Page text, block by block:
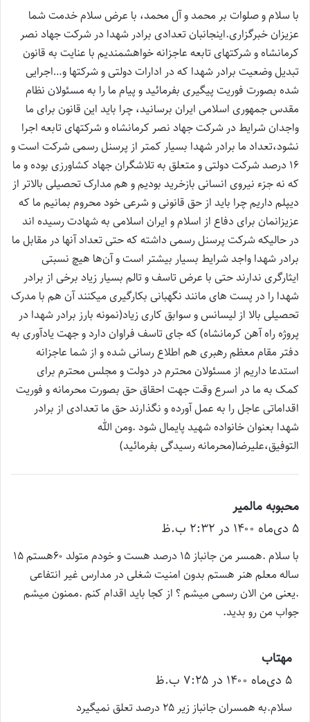
ت
:
با سلام و صلوات بر محمد و آل محمد، با عرض سلام خدمت شما
عزیزان خبرگزاری.اینجانبان تعدادی برادر شهدا در شرکت جهاد نصر
کرمانشاه و شرکتهای تابعه عاجزانه خواهشمندیم با عنایت به قانون
تبدیل وضعیت برادر شهدا که در ادارات دولتی و شرکتها و…اجرایی
شده بصورت فوریت پیگیری بفرمائید و پیام ما را به مسئولان نظام
مقدس جمهوری اسلامی ایران برسانید، چرا باید این قانون برای ما
واجدان شرایط در شرکت جهاد نصر کرمانشاه و شرکتهای تابعه اجرا
نشود،تعداد ما برادر شهدا بسیار کمتر از پرسنل رسمی شرکت است و
16 درصد شرکت دولتی و متعلق به تلاشگران جهاد کشاورزی بوده و ما
که نه جزء نیروی انسانی بازخرید بودیم و هم مدارک تحصیلی بالاتر از
دیپلم داریم چرا باید از حق قانونی و شرعی خود محروم بمانیم ما که
عزیزانمان برای دفاع از اسلام و ایران اسلامی به شهادت رسیده اند
در حالیکه شرکت پرسنل رسمی داشته که حتی تعداد آنها در مقابل ما
برادر شهدا واجد شرایط بسیار بیشتر است و آن‌ها هیچ نسبتی
ایثارگری ندارند حتی با عرض تاسف و تالم بسیار زیاد برخی از برادر
شهدا را در پست های مانند نگهبانی بکارگیری میکنند آن هم با مدرک
تحصیلی بالا از لیسانس و سوابق کاری زیاد(نمونه بارز برادر شهدا در
پروژه راه آهن کرمانشاه) که جای تاسف فراوان دارد و جهت یادآوری به
دفتر مقام معظم رهبری هم اطلاع رسانی شده و از شما عاجزانه
استدعا داریم از مسئولان محترم در دولت و مجلس محترم برای
کمک به ما در اسرع وقت جهت احقاق حق بصورت محرمانه و فوریت
اقداماتی عاجل را به عمل آورده و نگذارند حق ما تعدادی از برادر
شهدا بعنوان خانواده شهید پایمال شود .ومن الله
التوفیق،علیرضا(محرمانه رسیدگی بفرمائید)
محبوبه مالمیر
ف
ت
:
۵ دی‌ماه ۱۴۰۰ در ۲:۳۲ ب.ظ
با سلام .همسر من جانباز ۱۵ درصد هست و خودم متولد ۶۰هستم ۱۵
ساله معلم هنر هستم بدون امنیت شغلی در مدارس غیر انتفاعی
.یعنی من الان رسمی میشم ؟ از کجا باید اقدام کنم .ممنون میشم
جواب من رو بدید.
مهتاب
ف
ت
۵ دی‌ماه ۱۴۰۰ در ۷:۲۵ ب.ظ
سلام.به همسران جانباز زیر ۲۵ درصد تعلق نمیگیرد